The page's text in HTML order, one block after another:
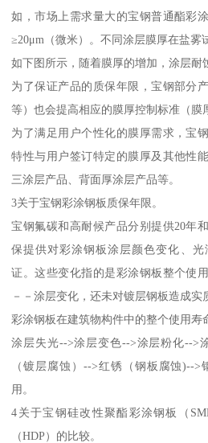
如，市场上需求量大的宝钢普通酯彩
≥20μm（微米）。不同涂层膜厚在盐雾
如下图所示，随着膜厚的增加，涂层耐
为了保证产品的质保年限，宝钢部分
等）也会提高相应的膜厚控制标准（膜
为了满足用户个性化的膜厚需求，宝
特性与用户签订特定的膜厚及其他性
三涂层产品、背面厚涂层产品等。
3关于宝钢彩涂钢板质保年限。
宝钢氟碳和高耐候产品分别提供20年
保提供对彩涂钢板涂层颜色变化、
证。这些变化指的是彩涂钢板整个使
－－涂层变化，还未对镀层钢板造成实
彩涂钢板在建筑物构件中的整个使用寿
涂层失光-->涂层变色-->涂层粉化-->
（镀层腐蚀）-->红锈（钢板腐蚀)--
用。
4关于宝钢硅改性聚酯彩涂钢板（
（HDP）的比较。